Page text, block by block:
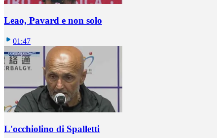
Leao, Pavard e non solo
01:47
L'occhiolino di Spalletti